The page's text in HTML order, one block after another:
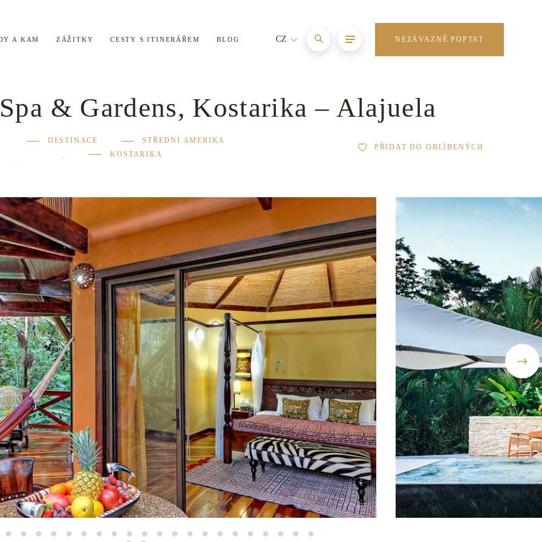
A KAM ZÁŽITKY CESTY S ITINERÁŘEM BLOG CZ NEZÁVAZNĚ POPTAT
& Gardens, Kostarika – Alajuela
DESTINACE
STŘEDNÍ AMERIKA
KOSTARIKA
PŘIDAT DO OBLÍBENÝCH